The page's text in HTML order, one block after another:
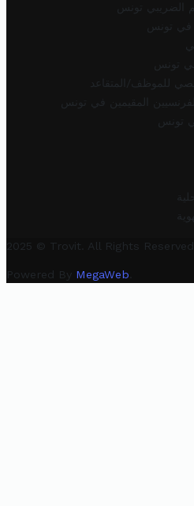
الضريبي تونس
في تونس
تونس
للموظف/المتقاعد
المقيمين في تونس
تونس
2025 © Trovit. All Rights Reserved.
Powered By MegaWeb